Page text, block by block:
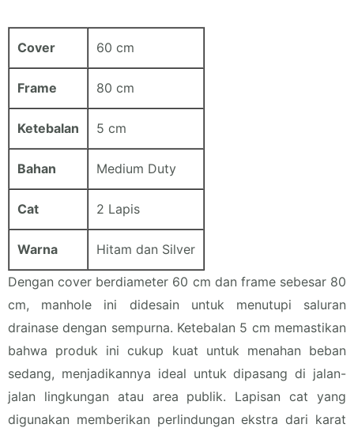
Cover 60 cm
Frame 80 cm
Ketebalan 5 cm
Bahan Medium Duty
Cat 2 Lapis
Warna Hitam dan Silver
Dengan cover berdiameter 60 cm dan frame sebesar 80
cm, manhole ini didesain untuk menutupi saluran
drainase dengan sempurna. Ketebalan 5 cm memastikan
bahwa produk ini cukup kuat untuk menahan beban
sedang, menjadikannya ideal untuk dipasang di jalan-
jalan lingkungan atau area publik. Lapisan cat yang
digunakan memberikan perlindungan ekstra dari karat